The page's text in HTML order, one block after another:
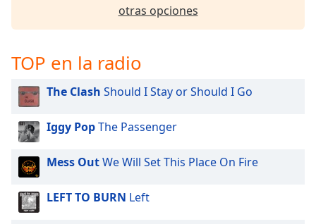
Track
Picture-
in-
Picture
Fullscreen
This
window.
otras opciones
TOP en la radio
The Clash Should I Stay or Should I Go
Iggy PopThe Passenger
Mess OutWe Will Set This Place On Fire
LEFT TO BURN Left